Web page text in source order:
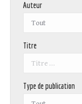
Auteur
Titre
Type de publication